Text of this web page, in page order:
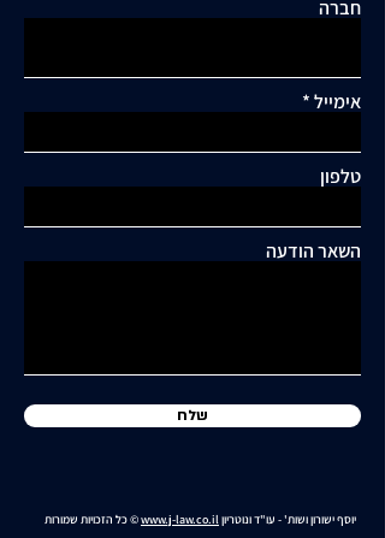
כלואה ובסיכון תחבורתי
תגובות
חברה
אימייל
טלפון
השאר הודעה
שלח
יוסף ישורון ושות' - עו"ד ונוטריוןwww.j-law.co.il© כל הזכויות שמורות